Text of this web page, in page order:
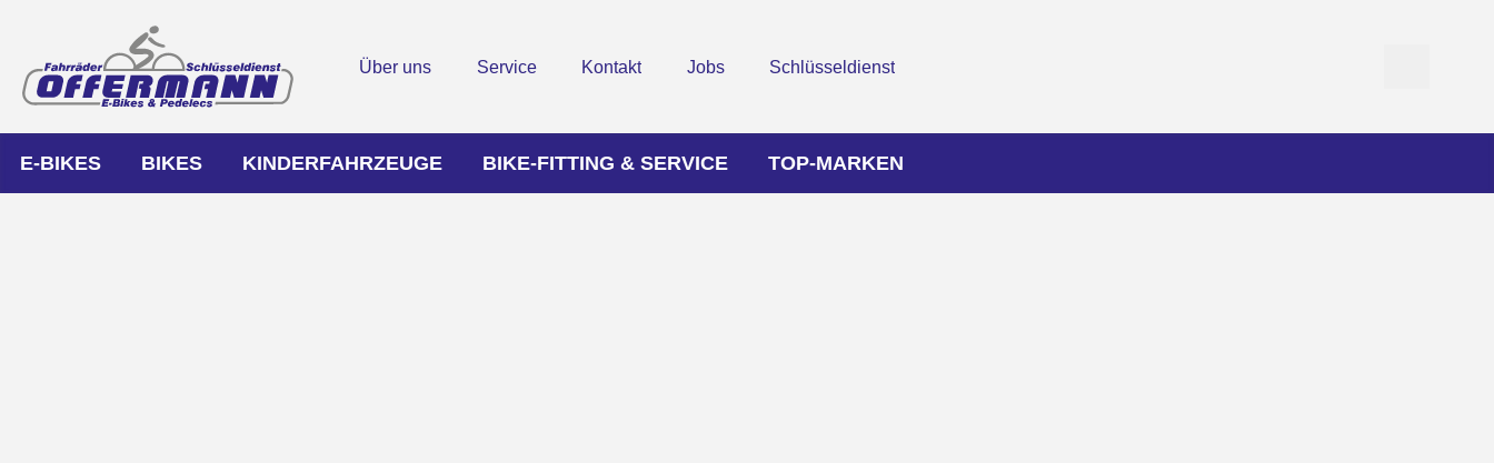
Über uns Service Kontakt Jobs Schlüsseldienst
E-BIKES BIKES KINDERFAHRZEUGE BIKE-FITTING & SERVICE TOP-MARKEN